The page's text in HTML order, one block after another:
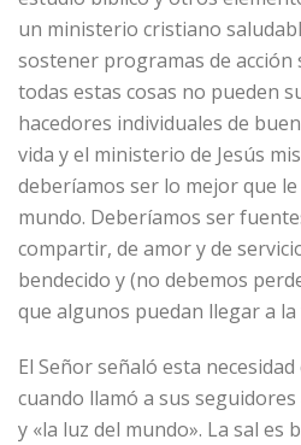
un ministerio cristiano
sostener programas de acción
todas estas cosas no pueden
hacedores individuales de
vida y el ministerio de Jesús
deberíamos ser lo mejor que
mundo. Deberíamos ser
compartir, de amor y de
bendecido y (no debemos
que algunos puedan llegar a
El Señor señaló esta
cuando llamó a sus
y «la luz del mundo». La sal es